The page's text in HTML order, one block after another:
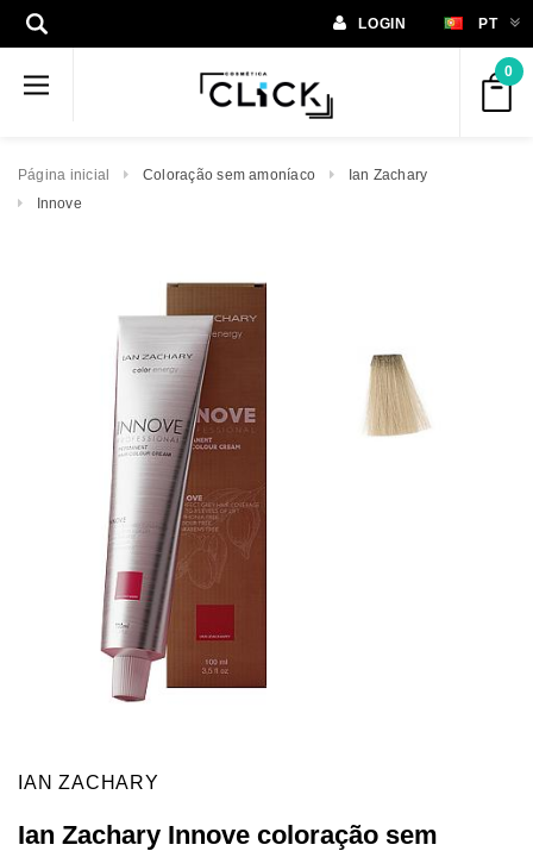
LOGIN PT
0
Página inicial Coloração sem amoníaco
Ian Zachary
Innove
IAN ZACHARY
Ian Zachary Innove coloração sem